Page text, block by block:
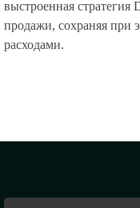
выстроенная стратегия
продажи, сохраняя при
расходами.